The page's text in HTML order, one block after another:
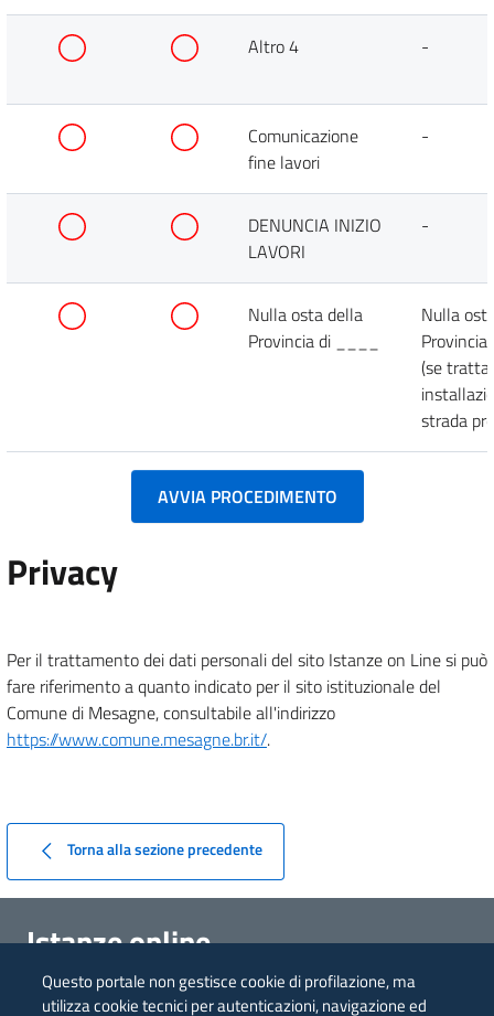
Questo portale non gestisce cookie di profilazione, ma
utilizza cookie tecnici per autenticazioni, navigazione ed
Altro 4 -
Comunicazione
fine lavori
-
DENUNCIA INIZIO
LAVORI
-
Nulla osta della
Provincia di ____
Nulla
(se
strada
AVVIA PROCEDIMENTO
Privacy
Per il trattamento dei dati personali del sito Istanze on Line si può
fare riferimento a quanto indicato per il sito istituzionale del
Comune di Mesagne, consultabile all'indirizzo
https://www.comune.mesagne.br.it/.
Torna alla sezione precedente
Istanze online
Comune di Mesagne